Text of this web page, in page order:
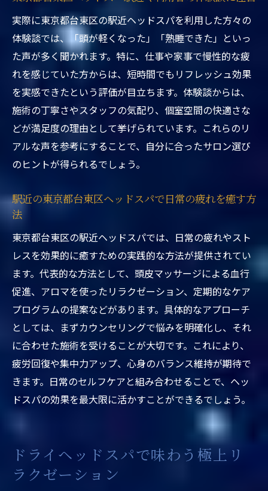
東京都台東区ヘッドスパ駅近くで叶う頭皮
ケアの魅力
駅近東京都台東区ヘッドスパで髪質改善を
目指す理由
東京都台東区ヘッドスパ駅近くの頭皮ケア
体験談を紹介
頭皮と髪質をいたわる東京都台東区ヘッド
スパ駅近く
ストレス解消なら東京都台東区の駅近ヘッドス
東京都台東区ヘッドスパ駅近くがストレス
駅近くで体験する東京都台東区ヘッドスパ
の癒し効果
東京都台東区ヘッドスパ駅近くで心身リフ
レッシュの方法
ストレス軽減を実感できる東京都台東区ヘ
ッドスパ駅近く
東京都台東区ヘッドスパ駅近くで癒しの時
間を過ごすコツ
駅近の東京都台東区ヘッドスパで心身とも
にリラックス
上野や蔵前エリアで探す理想のヘッドスパ選び
東京都台東区ヘッドスパ駅近くで理想の店
舗を探す方法
実際に東京都台東区の駅近ヘッドスパを利用した方々の
体験談では、「頭が軽くなった」「熟睡できた」といっ
た声が多く聞かれます。特に、仕事や家事で慢性的な疲
れを感じていた方からは、短時間でもリフレッシュ効果
を実感できたという評価が目立ちます。体験談からは、
施術の丁寧さやスタッフの気配り、個室空間の快適さな
どが満足度の理由として挙げられています。これらのリ
アルな声を参考にすることで、自分に合ったサロン選び
のヒントが得られるでしょう。
駅近の東京都台東区ヘッドスパで日常の疲れを癒す方
法
東京都台東区の駅近ヘッドスパでは、日常の疲れやスト
レスを効果的に癒すための実践的な方法が提供されてい
ます。代表的な方法として、頭皮マッサージによる血行
促進、アロマを使ったリラクゼーション、定期的なケア
プログラムの提案などがあります。具体的なアプローチ
としては、まずカウンセリングで悩みを明確化し、それ
に合わせた施術を受けることが大切です。これにより、
疲労回復や集中力アップ、心身のバランス維持が期待で
きます。日常のセルフケアと組み合わせることで、ヘッ
ドスパの効果を最大限に活かすことができるでしょう。
ドライヘッドスパで味わう極上リ
ラクゼーション